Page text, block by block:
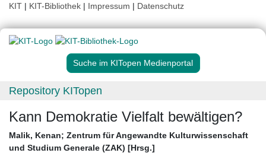
KIT | KIT-Bibliothek | Impressum | Datenschutz
Suche im KITopen Medienportal
Repository KITopen
Kann Demokratie Vielfalt bewältigen?
Malik, Kenan; Zentrum für Angewandte Kulturwissenschaft
und Studium Generale (ZAK) [Hrsg.]